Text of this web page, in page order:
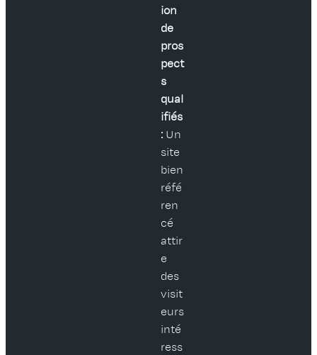
ion
de
pros
pect
s
qual
ifiés
: Un
site
bien
réfé
ren
cé
attir
e
des
visit
eurs
inté
ress